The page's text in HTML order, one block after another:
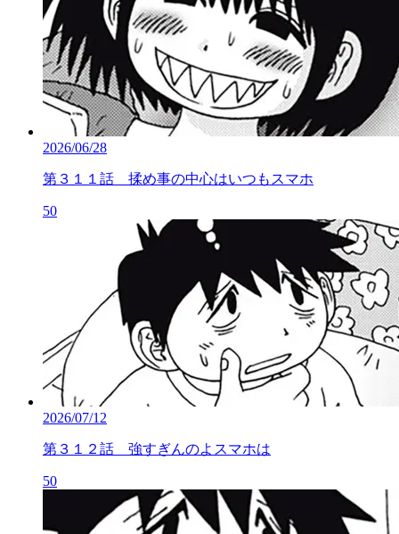
2026/06/28
第３１１話 揉め事の中心はいつもスマホ
50
2026/07/12
第３１２話 強すぎんのよスマホは
50